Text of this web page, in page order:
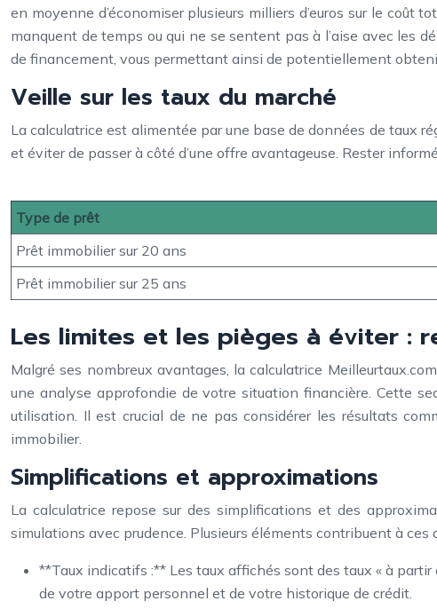
en moyenne d’économiser plusieurs milliers d’euros sur le
manquent de temps ou qui ne se sentent pas à l’aise avec les
de financement, vous permettant ainsi de potentiellement
Veille sur les taux du marché
La calculatrice est alimentée par une base de données de taux
et éviter de passer à côté d’une offre avantageuse. Rester
Type de prêt
Prêt immobilier sur 20 ans
Prêt immobilier sur 25 ans
Les limites et les pièges à éviter :
Malgré ses nombreux avantages, la calculatrice
une analyse approfondie de votre situation financière. Cette
utilisation. Il est crucial de ne pas considérer les résultats
immobilier.
Simplifications et approximations
La calculatrice repose sur des simplifications et des
simulations avec prudence. Plusieurs éléments contribuent à ces
**Taux indicatifs :** Les taux affichés sont des taux « à
de votre apport personnel et de votre historique de crédit.